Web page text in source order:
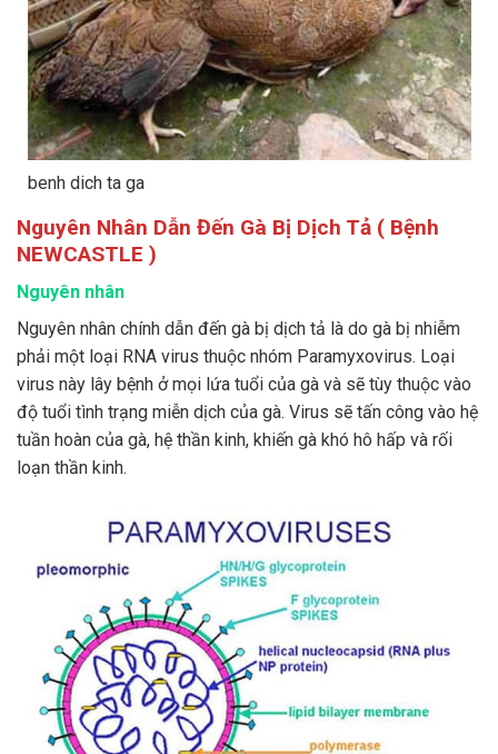
benh dich ta ga
Nguyên Nhân Dẫn Đến Gà Bị Dịch Tả ( Bệnh
NEWCASTLE )
Nguyên nhân
Nguyên nhân chính dẫn đến gà bị dịch tả là do gà bị nhiễm
phải một loại RNA virus thuộc nhóm Paramyxovirus. Loại
virus này lây bệnh ở mọi lứa tuổi của gà và sẽ tùy thuộc vào
độ tuổi tình trạng miễn dịch của gà. Virus sẽ tấn công vào hệ
tuần hoàn của gà, hệ thần kinh, khiến gà khó hô hấp và rối
loạn thần kinh.